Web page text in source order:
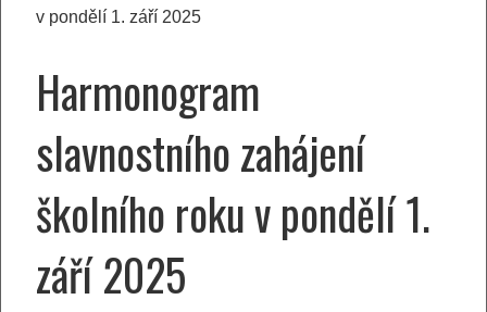
v pondělí 1. září 2025
Harmonogram
slavnostního zahájení
školního roku v pondělí 1.
září 2025